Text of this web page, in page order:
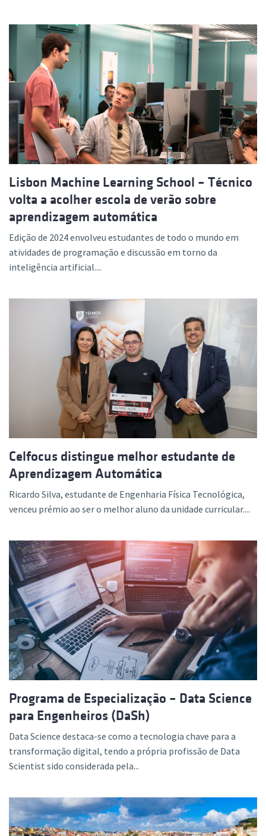
Lisbon Machine Learning School – Técnico
volta a acolher escola de verão sobre
aprendizagem automática
Edição de 2024 envolveu estudantes de todo o mundo em
atividades de programação e discussão em torno da
inteligência artificial....
Celfocus distingue melhor estudante de
Aprendizagem Automática
Ricardo Silva, estudante de Engenharia Física Tecnológica,
venceu prémio ao ser o melhor aluno da unidade curricular....
Programa de Especialização – Data Science
para Engenheiros (DaSh)
Data Science destaca-se como a tecnologia chave para a
transformação digital, tendo a própria profissão de Data
Scientist sido considerada pela...